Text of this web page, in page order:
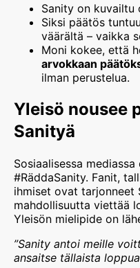
Sanity on kuvailtu
Siksi päätös
väärältä – vaikka
Moni kokee, että
arvokkaan
ilman perustelua.
Yleisö nousee
Sanityä
Sosiaalisessa
#RäddaSanity. Fanit,
ihmiset ovat tarjonneet
mahdollisuutta viettää
Yleisön mielipide on
”Sanity antoi meille
ansaitse tällaista